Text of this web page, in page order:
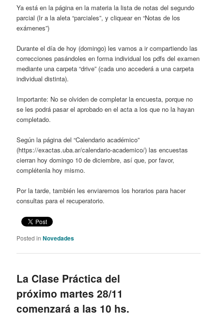
Ya está en la página en la materia la lista de notas del segundo
parcial (Ir a la aleta “parciales”, y cliquear en “Notas de los
exámenes”)
Durante el día de hoy (domingo) les vamos a ir compartiendo las
correcciones pasándoles en forma individual los pdfs del examen
mediante una carpeta “drive” (cada uno accederá a una carpeta
individual distinta).
Importante: No se olviden de completar la encuesta, porque no
se les podrá pasar el aprobado en el acta a los que no la hayan
completado.
Según la página del “Calendario académico”
(https://exactas.uba.ar/calendario-academico/) las encuestas
cierran hoy domingo 10 de diciembre, así que, por favor,
complétenla hoy mismo.
Por la tarde, también les enviaremos los horarios para hacer
consultas para el recuperatorio.
Posted in Novedades
La Clase Práctica del
próximo martes 28/11
comenzará a las 10 hs.